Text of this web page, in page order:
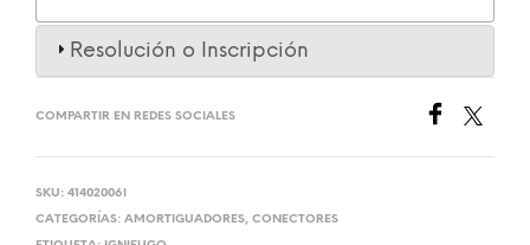
Resolución o Inscripción
COMPARTIR EN REDES SOCIALES
SKU: 41402006I
CATEGORÍAS: AMORTIGUADORES, CONECTORES